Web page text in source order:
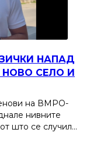
НАПАД
НОВО СЕЛО И
на ВМРО-
нивните
што се случил…